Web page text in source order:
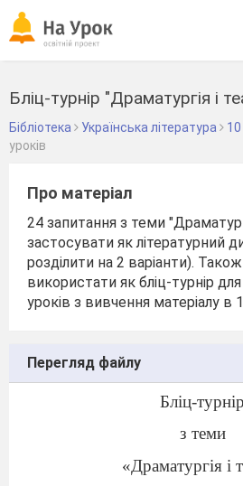
Бліц-турнір "Драматургія і
Бібліотека Українська література
уроків
Про матеріал
24 запитання з теми
застосувати як літературний
розділити на 2 варіанти).
використати як бліц-турнір
уроків з вивчення матеріалу в
Перегляд файлу
Бліц-турнір
з теми
«Драматургія і